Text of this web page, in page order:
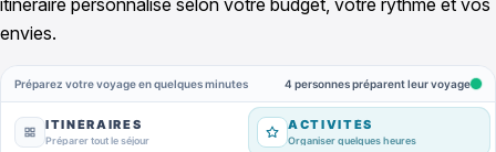
itinéraire personnalisé selon votre budget, votre rythme et vos
envies.